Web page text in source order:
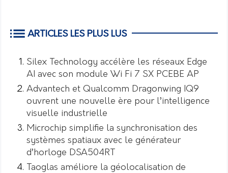
ARTICLES LES PLUS LUS
Silex Technology accélère les réseaux Edge
AI avec son module Wi Fi 7 SX PCEBE AP
Advantech et Qualcomm Dragonwing IQ9
ouvrent une nouvelle ère pour l’intelligence
visuelle industrielle
Microchip simplifie la synchronisation des
systèmes spatiaux avec le générateur
d’horloge DSA504RT
Taoglas améliore la géolocalisation de